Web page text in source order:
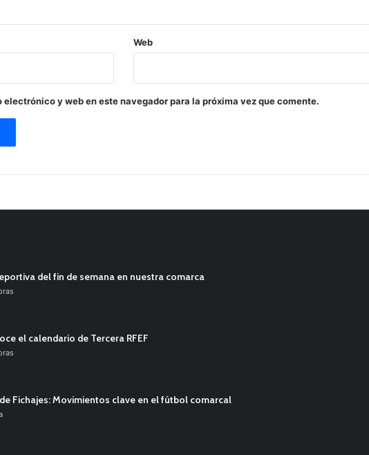
Web
electrónico y web en este navegador para la próxima vez que comente.
del fin de semana en nuestra comarca
el calendario de Tercera RFEF
Fichajes: Movimientos clave en el fútbol comarcal